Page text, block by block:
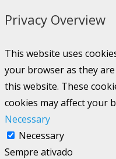
Privacy Overview
This website uses
your browser as they
this website. These
cookies may affect your
Necessary
Necessary
Sempre ativado